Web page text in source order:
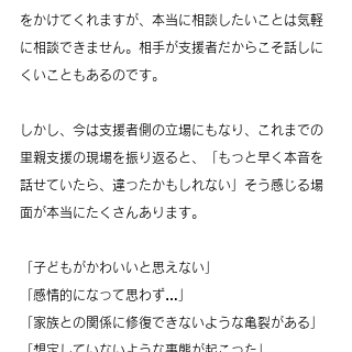
をかけてくれますが、本当に相談したいことは気軽
に相談できません。相手が支援者だからこそ話しに
くいこともあるのです。
しかし、今は支援者側の立場にもなり、これまでの
里親支援の現場を振り返ると、「もっと早く本音を
話せていたら、違ったかもしれない」そう感じる場
面が本当にたくさんあります。
「子どもがかわいいと思えない」
「感情的になって思わず…」
「家族との関係に修復できないような亀裂がある」